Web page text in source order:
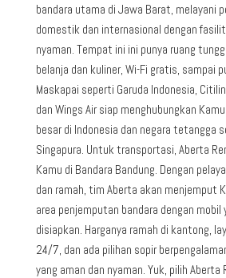
bandara utama di Jawa Barat, melayani
domestik dan internasional dengan
nyaman. Tempat ini ini punya ruang
belanja dan kuliner, Wi-Fi gratis, sampai
Maskapai seperti Garuda Indonesia,
dan Wings Air siap menghubungkan
besar di Indonesia dan negara tetangga
Singapura. Untuk transportasi, Aberta
Kamu di Bandara Bandung. Dengan
dan ramah, tim Aberta akan menjemput
area penjemputan bandara dengan mobil
disiapkan. Harganya ramah di kantong,
24/7, dan ada pilihan sopir
yang aman dan nyaman. Yuk, pilih